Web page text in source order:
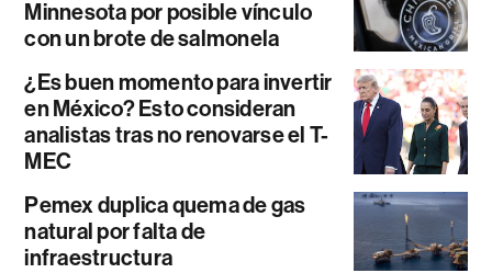
Minnesota por posible vínculo
con un brote de salmonela
¿Es buen momento para invertir
en México? Esto consideran
analistas tras no renovarse el T-
MEC
Pemex duplica quema de gas
natural por falta de
infraestructura